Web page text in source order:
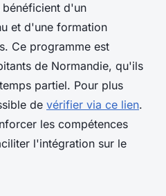
d'un
et d'une formation
Ce programme est
de Normandie, qu'ils
partiel. Pour plus
de vérifier via ce lien.
les compétences
l'intégration sur le